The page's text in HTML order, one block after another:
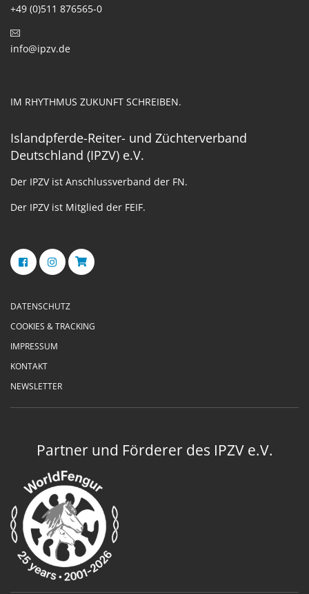
+49 (0)511 876565-0
info@ipzv.de
IM RHYTHMUS ZUKUNFT SCHREIBEN.
Islandpferde-Reiter- und Züchterverband
Deutschland (IPZV) e.V.
Der IPZV ist Anschlussverband der FN.
Der IPZV ist Mitglied der FEIF.
DATENSCHUTZ
COOKIES & TRACKING
IMPRESSUM
KONTAKT
NEWSLETTER
Partner und Förderer des IPZV e.V.